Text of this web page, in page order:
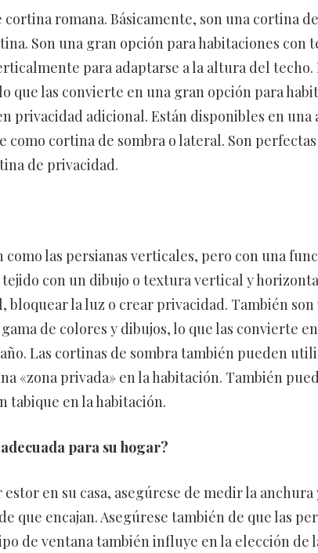
romana. Básicamente, son una cortina
Son una gran opción para habitaciones con
para adaptarse a la altura del
que las convierte en una gran opción para
privacidad adicional. Están disponibles en una
como cortina de sombra o lateral. Son
de privacidad.
como las persianas verticales, pero con una
con un dibujo o textura vertical y
bloquear la luz o crear privacidad. También
de colores y dibujos, lo que las convierte
Las cortinas de sombra también pueden
«zona privada» en la habitación. También
tabique en la habitación.
para su hogar?
en su casa, asegúrese de medir la
que encajan. Asegúrese también de que las
de ventana también influye en la elección de